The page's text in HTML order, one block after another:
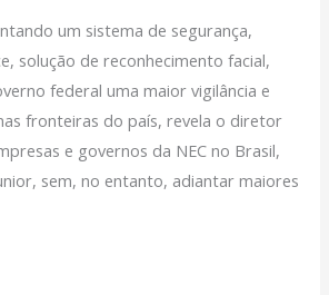
um sistema de segurança,
solução de reconhecimento facial,
federal uma maior vigilância e
fronteiras do país, revela o diretor
e governos da NEC no Brasil,
sem, no entanto, adiantar maiores